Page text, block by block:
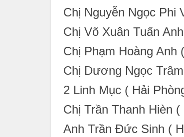
Chị Nguyễn Ngọc Phi
Chị Võ Xuân Tuấn
Chị Phạm Hoàng Anh
Chị Dương Ngọc
2 Linh Mục ( Hải
Chị Trần Thanh Hièn
Anh Trần Đức Sinh (